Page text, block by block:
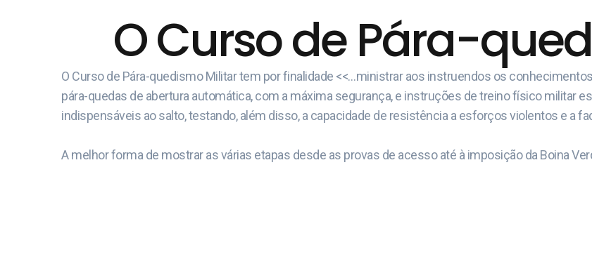
O Curso de Pára-
O Curso de Pára-quedismo Militar tem por finalidade <<…ministrar aos instruendos os
pára-quedas de abertura automática, com a máxima segurança, e instruções de treino físico militar
indispensáveis ao salto, testando, além disso, a capacidade de resistência a esforços violentos e a
A melhor forma de mostrar as várias etapas desde as provas de acesso até à imposição da Boina